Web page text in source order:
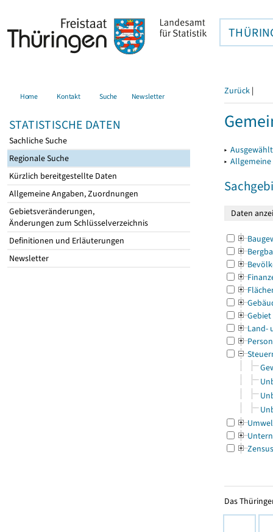
Home Kontakt Suche Newsletter
STATISTISCHE DATEN
Sachliche Suche
Regionale Suche
Kürzlich bereitgestellte Daten
Allgemeine Angaben, Zuordnungen
Gebietsveränderungen,
Änderungen zum Schlüsselverzeichnis
Definitionen und Erläuterungen
Newsletter
Zurück |
▸
▸
Gebiet
Land-
Zensus
Das